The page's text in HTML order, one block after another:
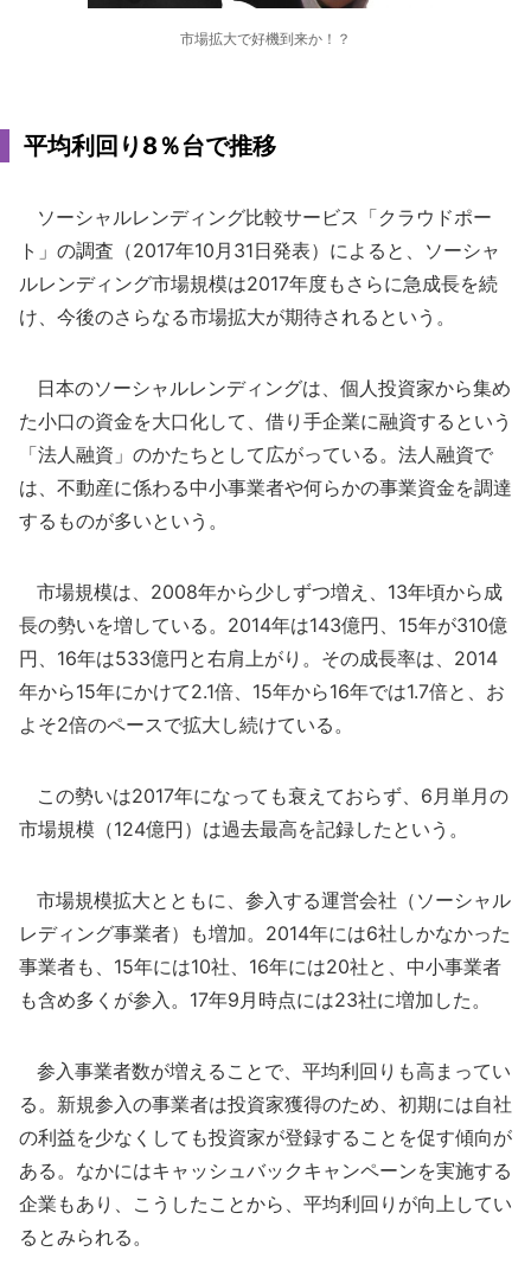
市場拡大で好機到来か！？
平均利回り8％台で推移
ソーシャルレンディング比較サービス「クラウドポー
ト」の調査（2017年10月31日発表）によると、ソーシャ
ルレンディング市場規模は2017年度もさらに急成長を続
け、今後のさらなる市場拡大が期待されるという。
日本のソーシャルレンディングは、個人投資家から集め
た小口の資金を大口化して、借り手企業に融資するという
「法人融資」のかたちとして広がっている。法人融資で
は、不動産に係わる中小事業者や何らかの事業資金を調達
するものが多いという。
市場規模は、2008年から少しずつ増え、13年頃から成
長の勢いを増している。2014年は143億円、15年が310億
円、16年は533億円と右肩上がり。その成長率は、2014
年から15年にかけて2.1倍、15年から16年では1.7倍と、お
よそ2倍のペースで拡大し続けている。
この勢いは2017年になっても衰えておらず、6月単月の
市場規模（124億円）は過去最高を記録したという。
市場規模拡大とともに、参入する運営会社（ソーシャル
レディング事業者）も増加。2014年には6社しかなかった
事業者も、15年には10社、16年には20社と、中小事業者
も含め多くが参入。17年9月時点には23社に増加した。
参入事業者数が増えることで、平均利回りも高まってい
る。新規参入の事業者は投資家獲得のため、初期には自社
の利益を少なくしても投資家が登録することを促す傾向が
ある。なかにはキャッシュバックキャンペーンを実施する
企業もあり、こうしたことから、平均利回りが向上してい
るとみられる。